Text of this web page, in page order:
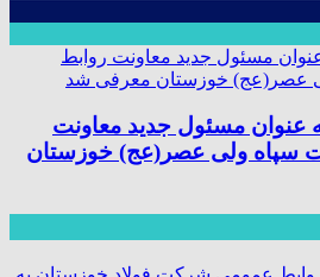
عنوان مسئول جدید معاونت
سپاه ولی عصر(عج) خوزستان